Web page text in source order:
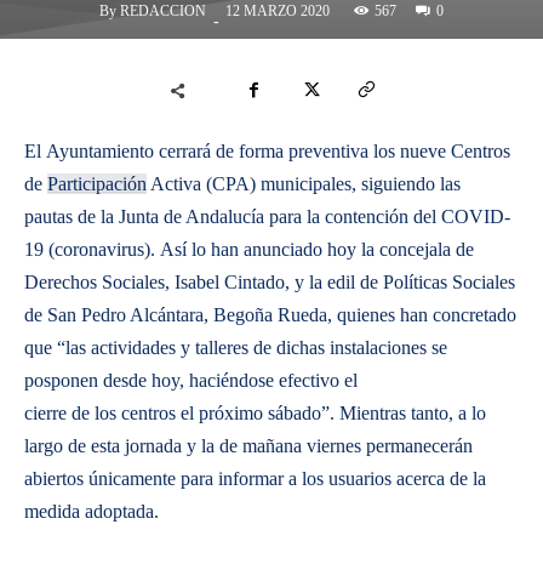
By REDACCION - 12 MARZO 2020 567 0
El Ayuntamiento cerrará de forma preventiva los nueve Centros
de Participación Activa (CPA) municipales, siguiendo las
pautas de la Junta de Andalucía para la contención del COVID-
19 (coronavirus). Así lo han anunciado hoy la concejala de
Derechos Sociales, Isabel Cintado, y la edil de Políticas Sociales
de San Pedro Alcántara, Begoña Rueda, quienes han concretado
que “las actividades y talleres de dichas instalaciones se
posponen desde hoy, haciéndose efectivo el
cierre de los centros el próximo sábado”. Mientras tanto, a lo
largo de esta jornada y la de mañana viernes permanecerán
abiertos únicamente para informar a los usuarios acerca de la
medida adoptada.